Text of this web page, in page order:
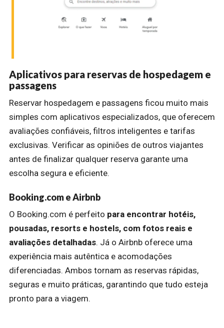
Aplicativos para reservas de hospedagem e
passagens
Reservar hospedagem e passagens ficou muito mais
simples com aplicativos especializados, que oferecem
avaliações confiáveis, filtros inteligentes e tarifas
exclusivas. Verificar as opiniões de outros viajantes
antes de finalizar qualquer reserva garante uma
escolha segura e eficiente.
Booking.com e Airbnb
O Booking.com é perfeito para encontrar hotéis,
pousadas, resorts e hostels, com fotos reais e
avaliações detalhadas. Já o Airbnb oferece uma
experiência mais autêntica e acomodações
diferenciadas. Ambos tornam as reservas rápidas,
seguras e muito práticas, garantindo que tudo esteja
pronto para a viagem.